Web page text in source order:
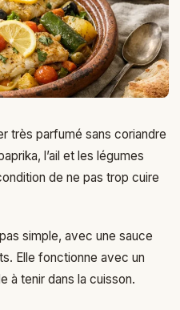
très parfumé sans coriandre
l’ail et les légumes
de ne pas trop cuire
simple, avec une sauce
Elle fonctionne avec un
à tenir dans la cuisson.